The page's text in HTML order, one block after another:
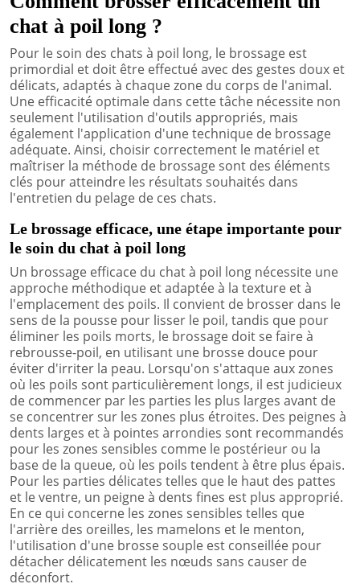
chat à poil long ?
Pour le soin des chats à poil long, le brossage est
primordial et doit être effectué avec des gestes doux et
délicats, adaptés à chaque zone du corps de l'animal.
Une efficacité optimale dans cette tâche nécessite non
seulement l'utilisation d'outils appropriés, mais
également l'application d'une technique de brossage
adéquate. Ainsi, choisir correctement le matériel et
maîtriser la méthode de brossage sont des éléments
clés pour atteindre les résultats souhaités dans
l'entretien du pelage de ces chats.
Le brossage efficace, une étape importante pour
le soin du chat à poil long
Un brossage efficace du chat à poil long nécessite une
approche méthodique et adaptée à la texture et à
l'emplacement des poils. Il convient de brosser dans le
sens de la pousse pour lisser le poil, tandis que pour
éliminer les poils morts, le brossage doit se faire à
rebrousse-poil, en utilisant une brosse douce pour
éviter d'irriter la peau. Lorsqu'on s'attaque aux zones
où les poils sont particulièrement longs, il est judicieux
de commencer par les parties les plus larges avant de
se concentrer sur les zones plus étroites. Des peignes à
dents larges et à pointes arrondies sont recommandés
pour les zones sensibles comme le postérieur ou la
base de la queue, où les poils tendent à être plus épais.
Pour les parties délicates telles que le haut des pattes
et le ventre, un peigne à dents fines est plus approprié.
En ce qui concerne les zones sensibles telles que
l'arrière des oreilles, les mamelons et le menton,
l'utilisation d'une brosse souple est conseillée pour
détacher délicatement les nœuds sans causer de
déconfort.